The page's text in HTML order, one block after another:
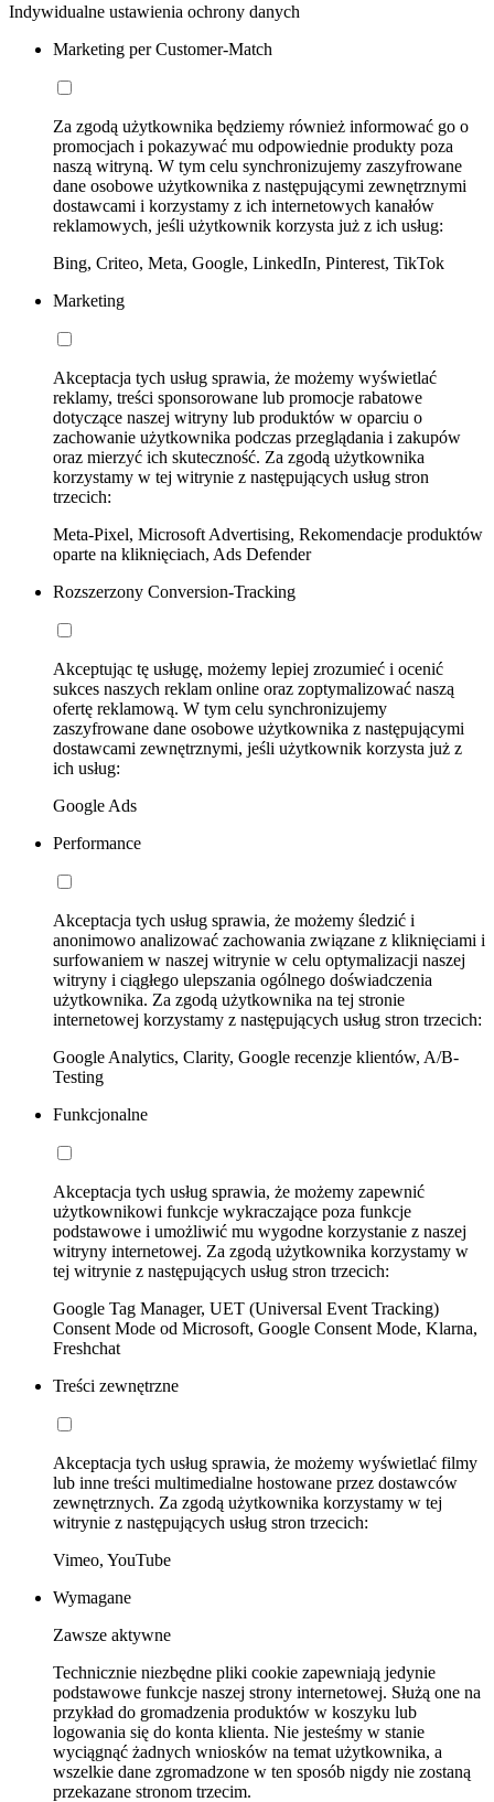
Indywidualne ustawienia ochrony danych
Marketing per Customer-Match
Za zgodą użytkownika będziemy również informować go o
promocjach i pokazywać mu odpowiednie produkty poza
naszą witryną. W tym celu synchronizujemy zaszyfrowane
dane osobowe użytkownika z następującymi zewnętrznymi
dostawcami i korzystamy z ich internetowych kanałów
reklamowych, jeśli użytkownik korzysta już z ich usług:
Bing, Criteo, Meta, Google, LinkedIn, Pinterest, TikTok
Marketing
Akceptacja tych usług sprawia, że możemy wyświetlać
reklamy, treści sponsorowane lub promocje rabatowe
dotyczące naszej witryny lub produktów w oparciu o
zachowanie użytkownika podczas przeglądania i zakupów
oraz mierzyć ich skuteczność. Za zgodą użytkownika
korzystamy w tej witrynie z następujących usług stron
trzecich:
Meta-Pixel, Microsoft Advertising, Rekomendacje produktów
oparte na kliknięciach, Ads Defender
Rozszerzony Conversion-Tracking
Akceptując tę usługę, możemy lepiej zrozumieć i ocenić
sukces naszych reklam online oraz zoptymalizować naszą
ofertę reklamową. W tym celu synchronizujemy
zaszyfrowane dane osobowe użytkownika z następującymi
dostawcami zewnętrznymi, jeśli użytkownik korzysta już z
ich usług:
Google Ads
Performance
Akceptacja tych usług sprawia, że możemy śledzić i
anonimowo analizować zachowania związane z kliknięciami i
surfowaniem w naszej witrynie w celu optymalizacji naszej
witryny i ciągłego ulepszania ogólnego doświadczenia
użytkownika. Za zgodą użytkownika na tej stronie
internetowej korzystamy z następujących usług stron trzecich:
Google Analytics, Clarity, Google recenzje klientów, A/B-
Testing
Funkcjonalne
Akceptacja tych usług sprawia, że możemy zapewnić
użytkownikowi funkcje wykraczające poza funkcje
podstawowe i umożliwić mu wygodne korzystanie z naszej
witryny internetowej. Za zgodą użytkownika korzystamy w
tej witrynie z następujących usług stron trzecich:
Google Tag Manager, UET (Universal Event Tracking)
Consent Mode od Microsoft, Google Consent Mode, Klarna,
Freshchat
Treści zewnętrzne
Akceptacja tych usług sprawia, że możemy wyświetlać filmy
lub inne treści multimedialne hostowane przez dostawców
zewnętrznych. Za zgodą użytkownika korzystamy w tej
witrynie z następujących usług stron trzecich:
Vimeo, YouTube
Wymagane
Zawsze aktywne
Technicznie niezbędne pliki cookie zapewniają jedynie
podstawowe funkcje naszej strony internetowej. Służą one na
przykład do gromadzenia produktów w koszyku lub
logowania się do konta klienta. Nie jesteśmy w stanie
wyciągnąć żadnych wniosków na temat użytkownika, a
wszelkie dane zgromadzone w ten sposób nigdy nie zostaną
przekazane stronom trzecim.